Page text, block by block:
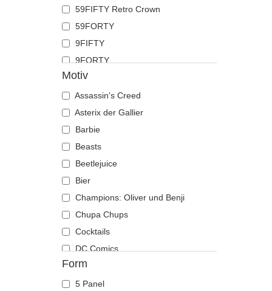
Hahn
Hai
Hirsch
Hund
Katze
Kojote
Krabbe
Krähe
Krokodil
Kuh
Küken
Labrador retriever
Languste
Libelle
Löwe
Löwin
Maus
59FIFTY Retro Crown
59FORTY
9FIFTY
9FORTY
9FORTY APEX
9FORTY M-Crown
9SEVENTY
9TWENTY
A Frame
Casual Classic
E Frame
Open Back
Runner
The 90s
The Ball
The Retro
The Snap
Motiv
Assassin's Creed
Asterix der Gallier
Barbie
Beasts
Beetlejuice
Bier
Champions: Oliver und Benji
Chupa Chups
Cocktails
DC Comics
Der Herr der Ringe
Die Schlümpfe
Form
5 Panel